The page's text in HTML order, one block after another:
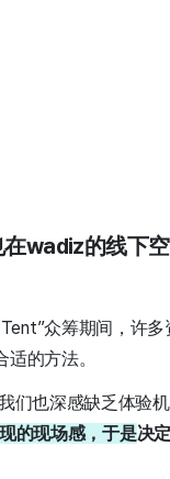
wadiz的线下
众筹期间，许
的方法。
们也深感缺乏体验
的现场感，于是决